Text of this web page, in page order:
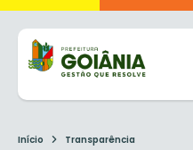
Início Transparência